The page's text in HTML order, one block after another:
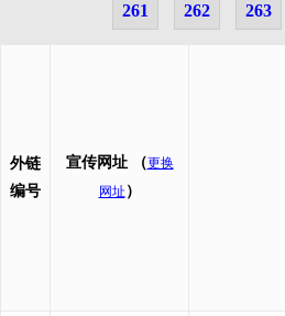
261 262 263
外链
编号
宣传网址 （更换
网址 ）